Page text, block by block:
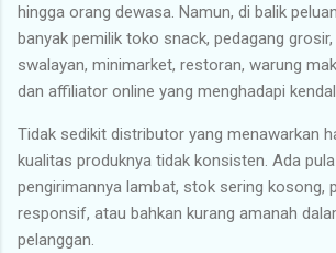
hingga orang dewasa. Namun, di balik
banyak pemilik toko snack, pedagang grosir,
swalayan, minimarket, restoran, warung
dan affiliator online yang menghadapi
Tidak sedikit distributor yang menawarkan
kualitas produknya tidak konsisten. Ada
pengirimannya lambat, stok sering kosong,
responsif, atau bahkan kurang amanah
pelanggan.